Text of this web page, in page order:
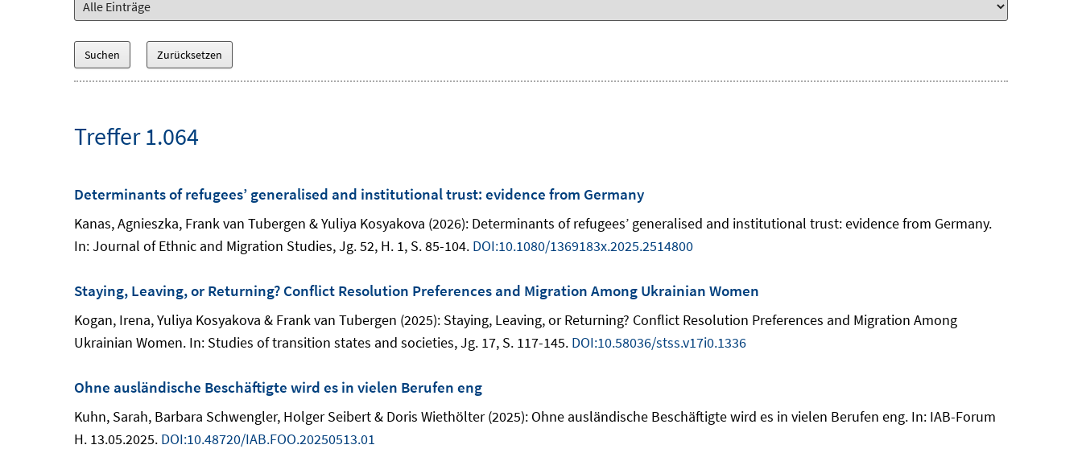
Treffer 1.064
Determinants of refugees’ generalised and institutional trust: evidence from Germany
Kanas, Agnieszka, Frank van Tubergen & Yuliya Kosyakova (2026): Determinants of refugees’ generalised and institutional trust: evidence from Germany.
In: Journal of Ethnic and Migration Studies, Jg. 52, H. 1, S. 85-104. DOI:10.1080/1369183x.2025.2514800
Staying, Leaving, or Returning? Conflict Resolution Preferences and Migration Among Ukrainian Women
Kogan, Irena, Yuliya Kosyakova & Frank van Tubergen (2025): Staying, Leaving, or Returning? Conflict Resolution Preferences and Migration Among
Ukrainian Women. In: Studies of transition states and societies, Jg. 17, S. 117-145. DOI:10.58036/stss.v17i0.1336
Ohne ausländische Beschäftigte wird es in vielen Berufen eng
Kuhn, Sarah, Barbara Schwengler, Holger Seibert & Doris Wiethölter (2025): Ohne ausländische Beschäftigte wird es in vielen Berufen eng. In: IAB-Forum
H. 13.05.2025. DOI:10.48720/IAB.FOO.20250513.01